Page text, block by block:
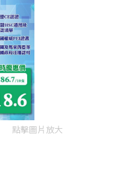
點擊圖片放大